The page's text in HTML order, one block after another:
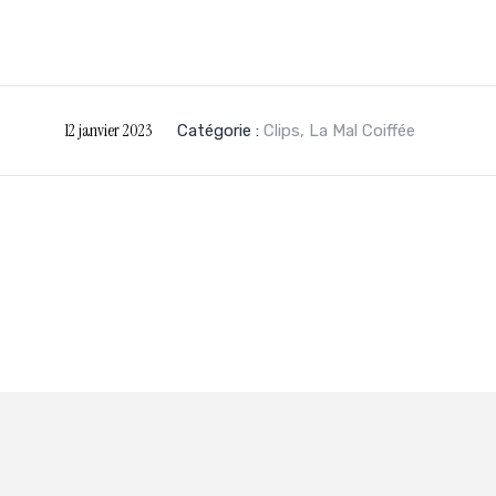
12 janvier 2023 Catégorie : Clips, La Mal Coiffée